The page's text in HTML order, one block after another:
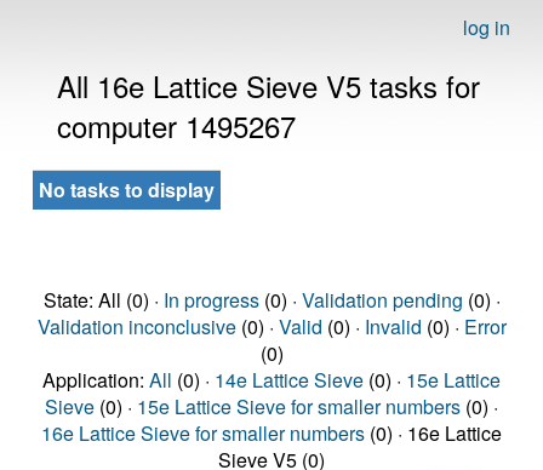
log in
All 16e Lattice Sieve V5 tasks for
computer 1495267
No tasks to display
State: All (0) · In progress(0) · Validation pending (0) ·
Validation inconclusive(0) · Valid (0) · Invalid (0) · Error
(0)
Application: All (0) · 14e Lattice Sieve (0) · 15e Lattice
Sieve (0) · 15e Lattice Sieve for smaller numbers (0) ·
16e Lattice Sieve for smaller numbers (0) · 16e Lattice
Sieve V5 (0)